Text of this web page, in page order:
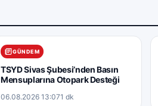
GÜNDEM
TSYD Sivas Şubesi’nden Basın
Mensuplarına Otopark Desteği
06.08.2026 13:071 dk